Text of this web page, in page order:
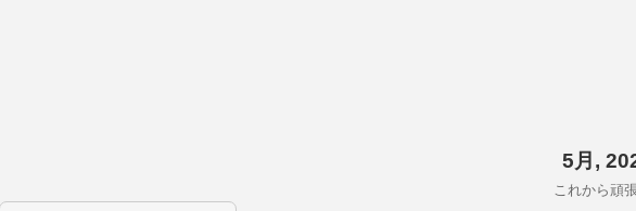
5月,
これから頑